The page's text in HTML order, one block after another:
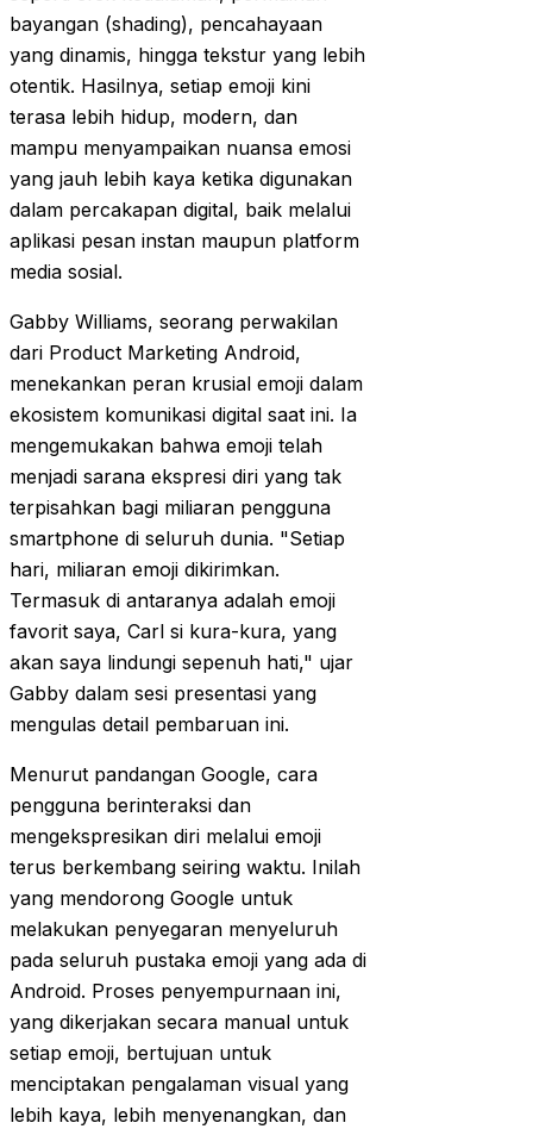
bayangan (shading), pencahayaan
yang dinamis, hingga tekstur yang lebih
otentik. Hasilnya, setiap emoji kini
terasa lebih hidup, modern, dan
mampu menyampaikan nuansa emosi
yang jauh lebih kaya ketika digunakan
dalam percakapan digital, baik melalui
aplikasi pesan instan maupun platform
media sosial.
Gabby Williams, seorang perwakilan
dari Product Marketing Android,
menekankan peran krusial emoji dalam
ekosistem komunikasi digital saat ini. Ia
mengemukakan bahwa emoji telah
menjadi sarana ekspresi diri yang tak
terpisahkan bagi miliaran pengguna
smartphone di seluruh dunia. "Setiap
hari, miliaran emoji dikirimkan.
Termasuk di antaranya adalah emoji
favorit saya, Carl si kura-kura, yang
akan saya lindungi sepenuh hati," ujar
Gabby dalam sesi presentasi yang
mengulas detail pembaruan ini.
Menurut pandangan Google, cara
pengguna berinteraksi dan
mengekspresikan diri melalui emoji
terus berkembang seiring waktu. Inilah
yang mendorong Google untuk
melakukan penyegaran menyeluruh
pada seluruh pustaka emoji yang ada di
Android. Proses penyempurnaan ini,
yang dikerjakan secara manual untuk
setiap emoji, bertujuan untuk
menciptakan pengalaman visual yang
lebih kaya, lebih menyenangkan, dan